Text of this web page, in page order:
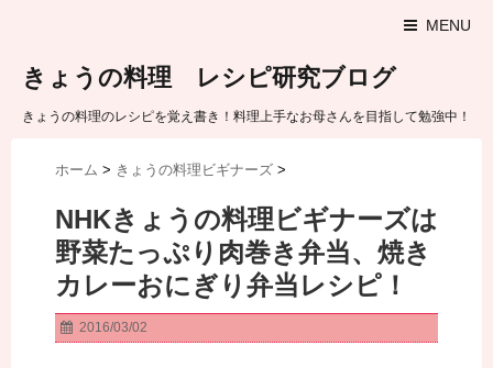
MENU
きょうの料理 レシピ研究ブログ
きょうの料理のレシピを覚え書き！料理上手なお母さんを目指して勉強中！
ホーム > きょうの料理ビギナーズ >
NHKきょうの料理ビギナーズは
野菜たっぷり肉巻き弁当、焼き
カレーおにぎり弁当レシピ！
2016/03/02